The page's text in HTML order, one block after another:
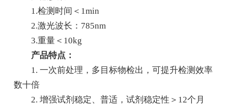
1.检测时间＜1min
2.激光波长：785nm
3.重量＜10kg
产品特点：
1. 一次前处理，多目标物检出，可提升检测效率
数十倍
2. 增强试剂稳定、普适，试剂稳定性＞12个月